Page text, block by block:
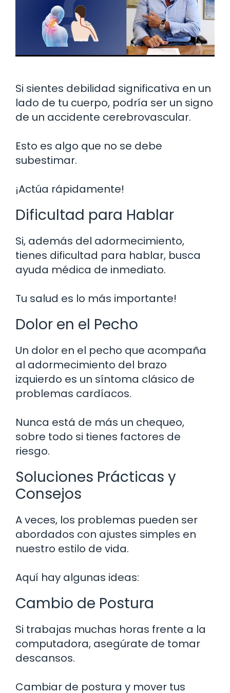
Si sientes debilidad significativa en un
lado de tu cuerpo, podría ser un signo
de un accidente cerebrovascular.
Esto es algo que no se debe
subestimar.
¡Actúa rápidamente!
Dificultad para Hablar
Si, además del adormecimiento,
tienes dificultad para hablar, busca
ayuda médica de inmediato.
Tu salud es lo más importante!
Dolor en el Pecho
Un dolor en el pecho que acompaña
al adormecimiento del brazo
izquierdo es un síntoma clásico de
problemas cardíacos.
Nunca está de más un chequeo,
sobre todo si tienes factores de
riesgo.
Soluciones Prácticas y
Consejos
A veces, los problemas pueden ser
abordados con ajustes simples en
nuestro estilo de vida.
Aquí hay algunas ideas:
Cambio de Postura
Si trabajas muchas horas frente a la
computadora, asegúrate de tomar
descansos.
Cambiar de postura y mover tus